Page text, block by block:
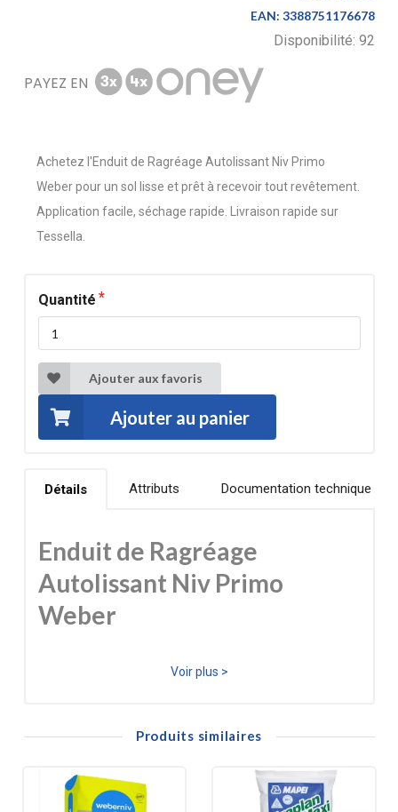
EAN: 3388751176678
Disponibilité: 92
PAYEZ EN
Achetez l'Enduit de Ragréage Autolissant Niv Primo
Weber pour un sol lisse et prêt à recevoir tout revêtement.
Application facile, séchage rapide. Livraison rapide sur
Tessella.
Quantité
Ajouter aux favoris
Ajouter au panier
Détails Attributs Documentation technique
Enduit de Ragréage
Autolissant Niv Primo
Weber
L'Enduit de Ragréage Autolissant Niv Primo Weber est
revêtement de sol. Spécialement conçu pour rattraper les
irrégularités des sols intérieurs, ce produit de la gamme
Weber offre une grande facilité d'application et garantit
Voir plus >
Produits similaires